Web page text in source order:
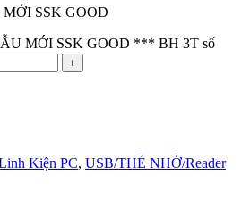
MỚI SSK GOOD
MỚI SSK GOOD *** BH 3T số
Kiện PC, USB/THẺ NHỚ/Reader